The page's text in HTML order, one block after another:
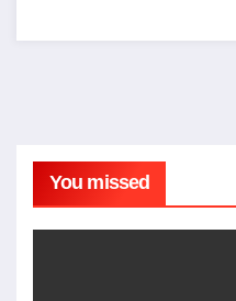
You missed